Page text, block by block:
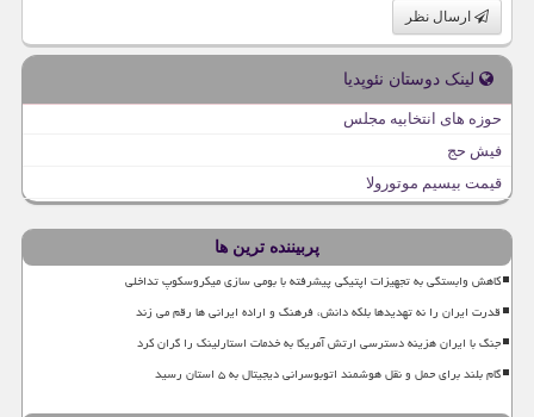
ارسال نظر
لینک دوستان نئوپدیا
حوزه های انتخابیه مجلس
فیش حج
قیمت بیسیم موتورولا
پربیننده ترین ها
کاهش وابستگی به تجهیزات اپتیکی پیشرفته با بومی سازی میکروسکوپ تداخلی
قدرت ایران را نه تهدیدها بلکه دانش، فرهنگ و اراده ایرانی ها رقم می زند
جنگ با ایران هزینه دسترسی ارتش آمریکا به خدمات استارلینک را گران کرد
گام بلند برای حمل و نقل هوشمند اتوبوسرانی دیجیتال به ۵ استان رسید